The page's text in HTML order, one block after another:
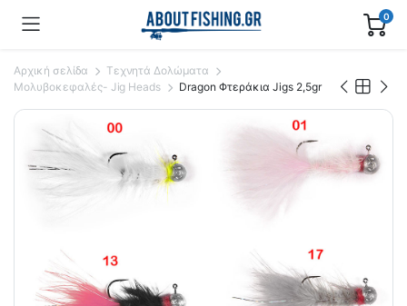
0
Αρχική σελίδα
Τεχνητά Δολώματα
Μολυβοκεφαλές- Jig Heads
Dragon Φτεράκια Jigs 2,5gr